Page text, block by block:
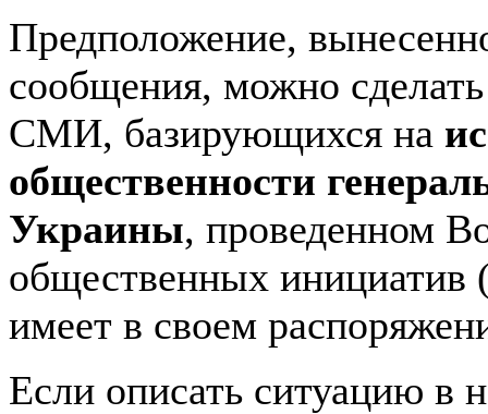
Предположение,
сообщения, можно
СМИ, базирующихся на
общественности
Украины, проведенном
общественных инициатив
имеет в своем
Если описать ситуацию в